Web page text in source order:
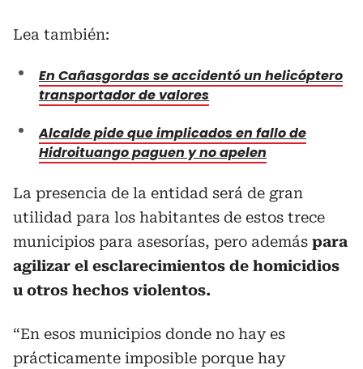
Lea también:
En Cañasgordas se accidentó un helicóptero
transportador de valores
Alcalde pide que implicados en fallo de
Hidroituango paguen y no apelen
La presencia de la entidad será de gran
utilidad para los habitantes de estos trece
municipios para asesorías, pero además para
agilizar el esclarecimientos de homicidios
u otros hechos violentos.
“En esos municipios donde no hay es
prácticamente imposible porque hay